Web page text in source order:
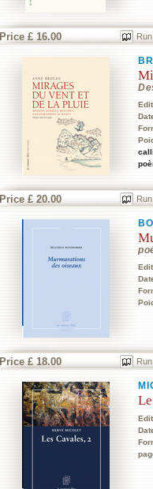
Price £ 16.00
Price £ 20.00
Price £ 18.00